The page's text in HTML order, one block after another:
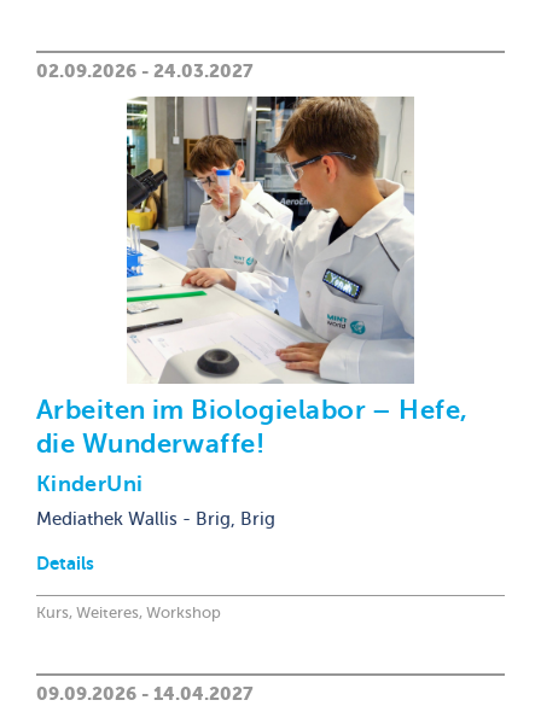
02.09.2026 - 24.03.2027
Arbeiten im Biologielabor – Hefe,
die Wunderwaffe!
KinderUni
Mediathek Wallis - Brig, Brig
Details
Kurs, Weiteres, Workshop
09.09.2026 - 14.04.2027